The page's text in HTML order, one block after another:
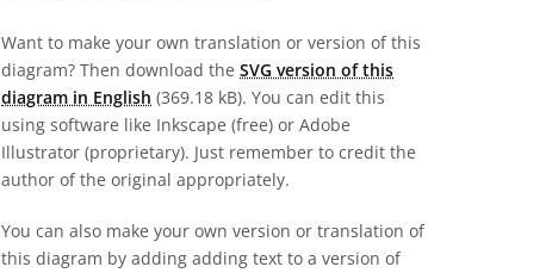
Want to make your own translation or version of this
diagram? Then download the SVG version of this
diagram in English (369.18 kB). You can edit this
using software like Inkscape (free) or Adobe
Illustrator (proprietary). Just remember to credit the
author of the original appropriately.
You can also make your own version or translation of
this diagram by adding adding text to a version of